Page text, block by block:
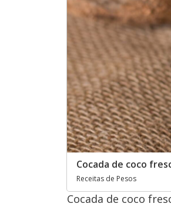
Cocada de coco
Receitas de Pesos
Cocada de coco